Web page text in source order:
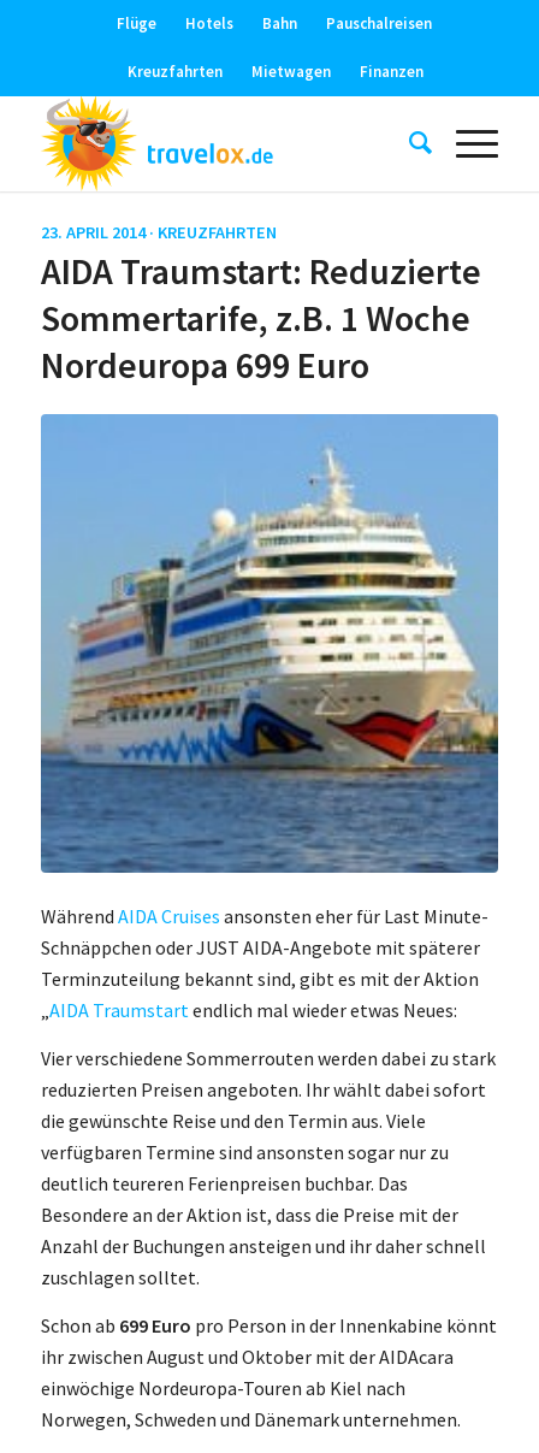
Flüge Hotels Bahn Pauschalreisen
Kreuzfahrten Mietwagen Finanzen
23. APRIL 2014 · KREUZFAHRTEN
AIDA Traumstart: Reduzierte
Sommertarife, z.B. 1 Woche
Nordeuropa 699 Euro
Während AIDA Cruises ansonsten eher für Last Minute-
Schnäppchen oder JUST AIDA-Angebote mit späterer
Terminzuteilung bekannt sind, gibt es mit der Aktion
„AIDA Traumstartendlich mal wieder etwas Neues:
Vier verschiedene Sommerrouten werden dabei zu stark
reduzierten Preisen angeboten. Ihr wählt dabei sofort
die gewünschte Reise und den Termin aus. Viele
verfügbaren Termine sind ansonsten sogar nur zu
deutlich teureren Ferienpreisen buchbar. Das
Besondere an der Aktion ist, dass die Preise mit der
Anzahl der Buchungen ansteigen und ihr daher schnell
zuschlagen solltet.
Schon ab 699 Euro pro Person in der Innenkabine könnt
ihr zwischen August und Oktober mit der AIDAcara
einwöchige Nordeuropa-Touren ab Kiel nach
Norwegen, Schweden und Dänemark unternehmen.